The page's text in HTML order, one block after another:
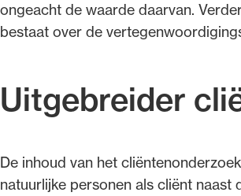
ongeacht de waarde daarvan.
bestaat over de
Uitgebreider
De inhoud van het
natuurlijke personen als cliënt